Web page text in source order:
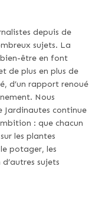
depuis de
sujets. La
être en font
de plus en plus de
d’un rapport renoué
Nous
Jardinautes continue
: que chacun
les plantes
potager, les
sujets